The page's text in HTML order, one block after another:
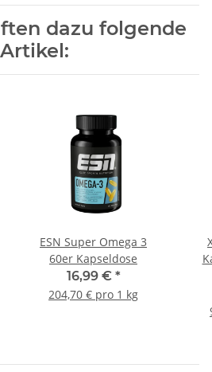
dazu folgende
Artikel:
ESN Super Omega 3
60er Kapseldose
16,99 € *
204,70 € pro 1 kg